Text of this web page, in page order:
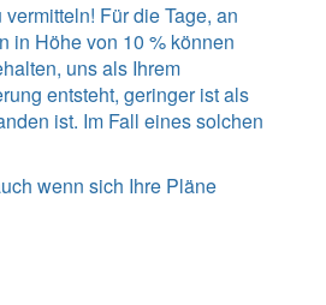
Für die Tage, an
in Höhe von 10 % können
uns als Ihrem
entsteht, geringer ist als
ist. Im Fall eines solchen
wenn sich Ihre Pläne